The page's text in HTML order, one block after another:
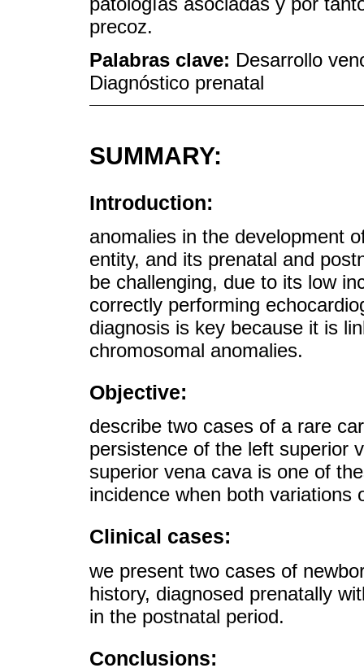
precoz.
Palabras clave: Desarrollo
Diagnóstico prenatal
SUMMARY:
Introduction:
anomalies in the development
entity, and its prenatal and
be challenging, due to its low
correctly performing
diagnosis is key because it is
chromosomal anomalies.
Objective:
describe two cases of a rare
persistence of the left superior
superior vena cava is one of
incidence when both variations
Clinical cases:
we present two cases of
history, diagnosed prenatally
in the postnatal period.
Conclusions: